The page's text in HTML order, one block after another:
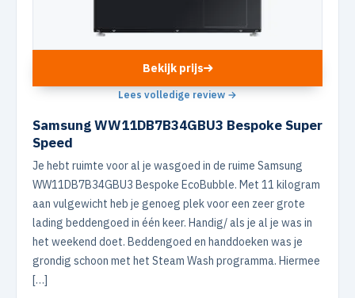
Bekijk prijs
Lees volledige review →
Samsung WW11DB7B34GBU3 Bespoke Super
Speed
Je hebt ruimte voor al je wasgoed in de ruime Samsung
WW11DB7B34GBU3 Bespoke EcoBubble. Met 11 kilogram
aan vulgewicht heb je genoeg plek voor een zeer grote
lading beddengoed in één keer. Handig/ als je al je was in
het weekend doet. Beddengoed en handdoeken was je
grondig schoon met het Steam Wash programma. Hiermee
[…]